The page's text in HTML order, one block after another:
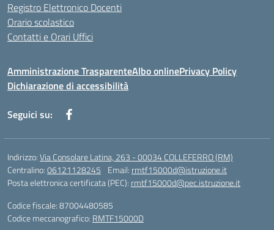
Registro Elettronico Docenti
Orario scolastico
Contatti e Orari Uffici
Amministrazione TrasparenteAlbo onlinePrivacy Policy
Dichiarazione di accessibilità
Seguici su:
Indirizzo:Via Consolare Latina, 263 - 00034 COLLEFERRO (RM)
Centralino:06121128245 Email: rmtf15000d@istruzione.it
Posta elettronica certificata (PEC): rmtf15000d@pec.istruzione.it
Codice fiscale: 87004480585
Codice meccanografico: RMTF15000D